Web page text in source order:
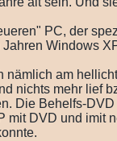
PC, der
Windows
nämlich am
nichts mehr lief
Die Behelfs-
mit DVD und imit